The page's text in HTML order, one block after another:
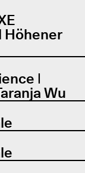
Höhener
|
Wu